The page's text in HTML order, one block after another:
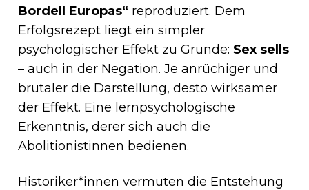
Bordell Europas“ reproduziert. Dem
Erfolgsrezept liegt ein simpler
psychologischer Effekt zu Grunde: Sex sells
– auch in der Negation. Je anrüchiger und
brutaler die Darstellung, desto wirksamer
der Effekt. Eine lernpsychologische
Erkenntnis, derer sich auch die
Abolitionistinnen bedienen.
Historiker*innen vermuten die Entstehung